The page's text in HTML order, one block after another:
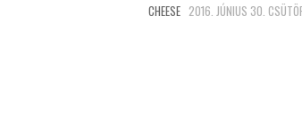
CHEESE 2016. JÚNIUS 30.